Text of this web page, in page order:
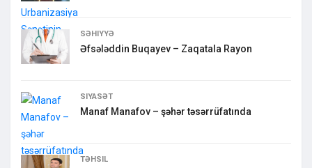
SƏHIYYƏ
Əfsələddin Buqayev – Zaqatala Rayon
SIYASƏT
Manaf Manafov – şəhər təsərrüfatında
TƏHSIL